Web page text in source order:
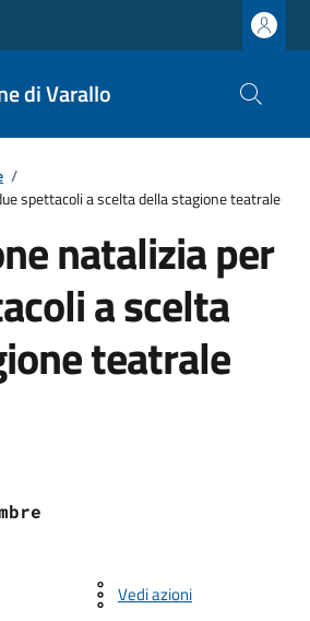
di Varallo
/
spettacoli a scelta della stagione teatrale
natalizia per
a scelta
teatrale
Vedi azioni